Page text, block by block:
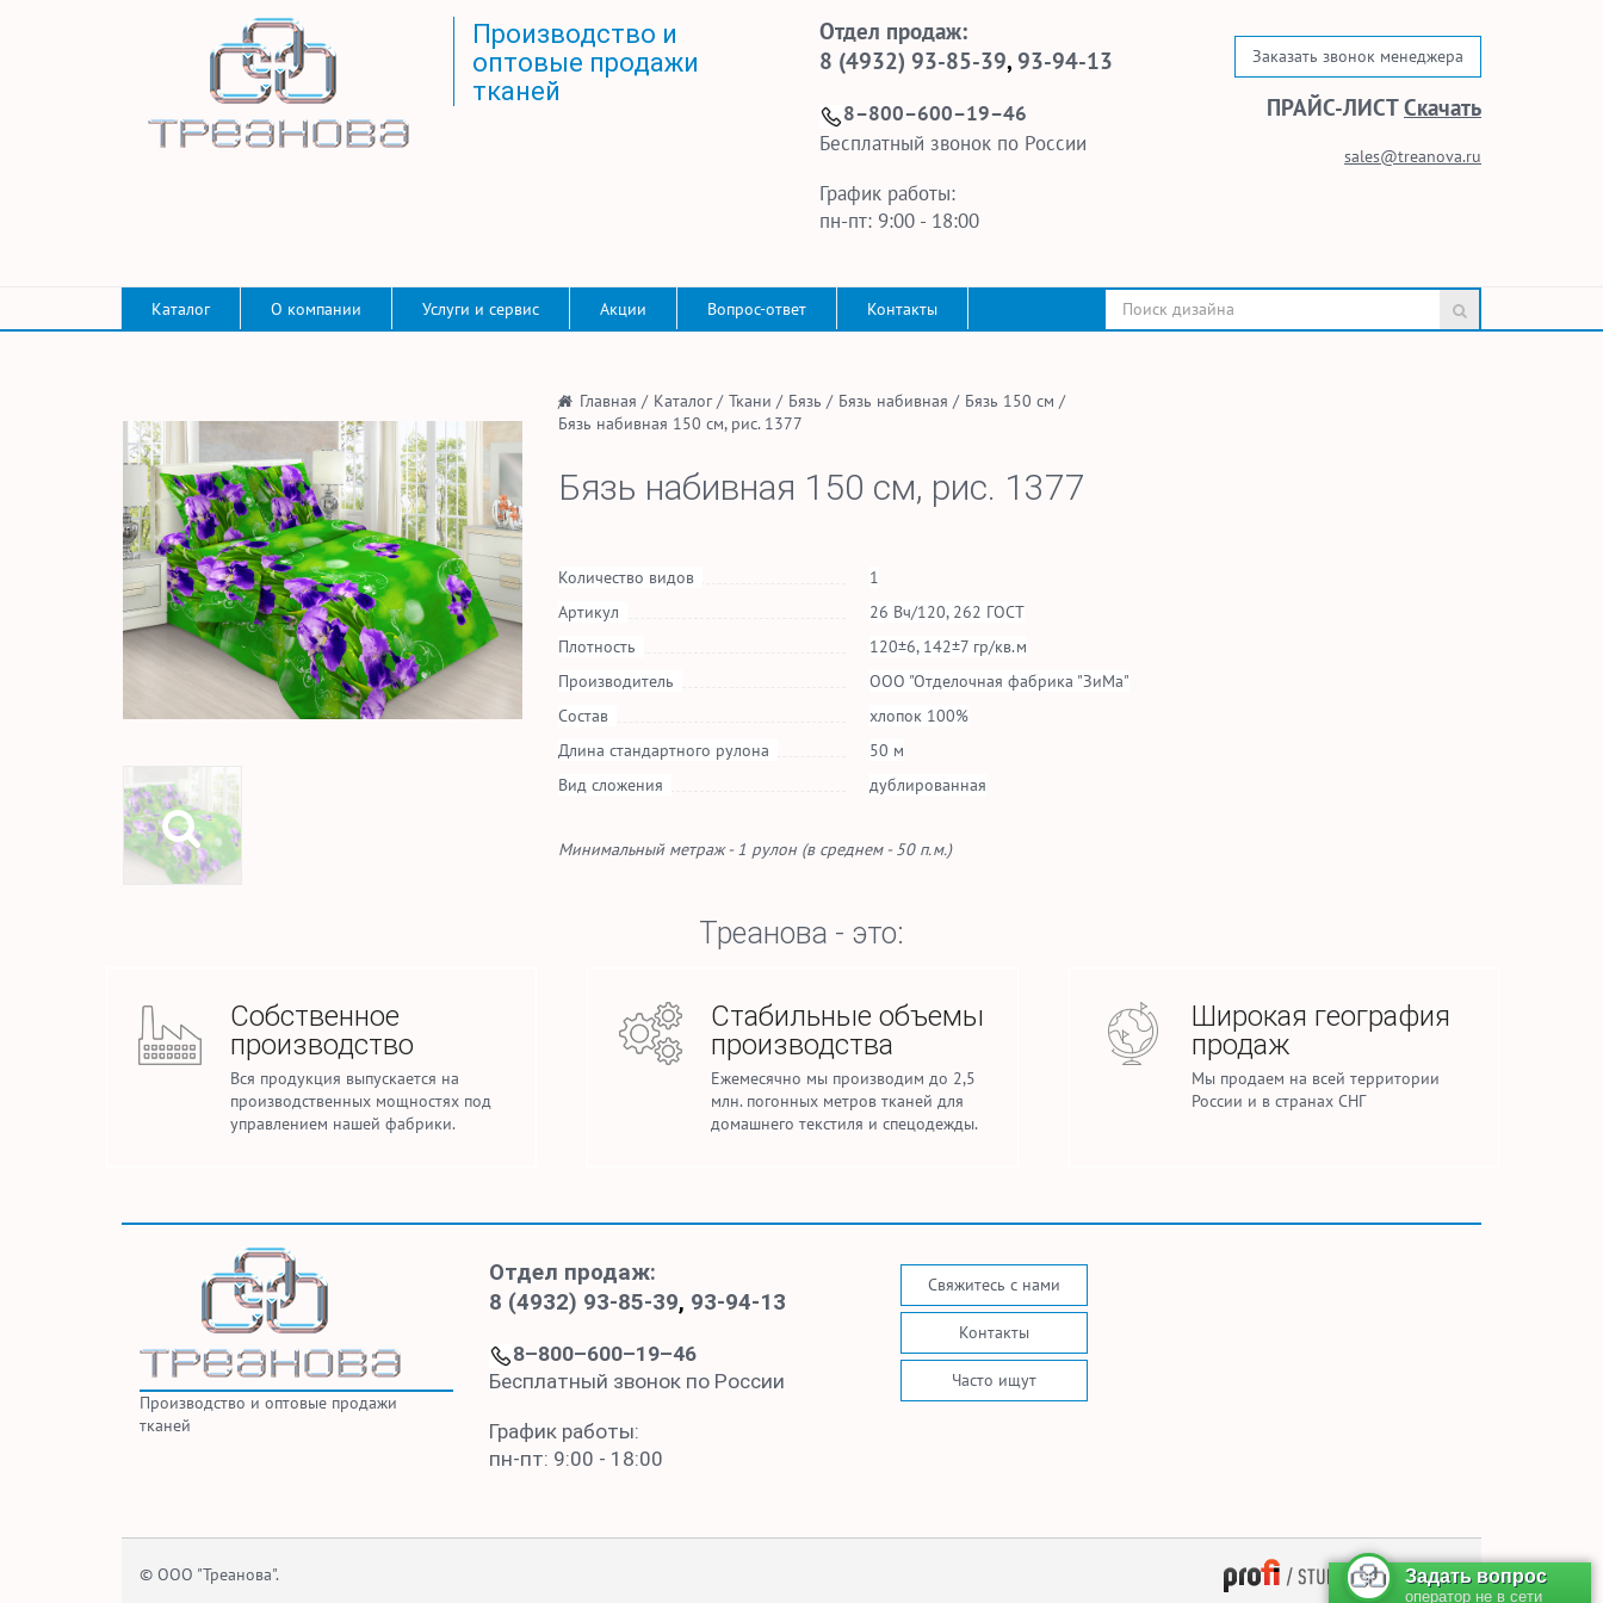
Производство и
оптовые продажи
тканей
Отдел продаж:
8 (4932) 93-85-39, 93-94-13
8–800–600–19–46
Бесплатный звонок по России
График работы:
пн-пт: 9:00 - 18:00
Заказать звонок менеджера
ПРАЙС-ЛИСТСкачать
sales@treanova.ru
Каталог О компании Услуги и сервис Акции Вопрос-ответ Контакты
/ Главная / Каталог/ Ткани / Бязь / Бязь набивная / Бязь 150 см /
Бязь набивная 150 см, рис. 1377
Бязь набивная 150 см, рис. 1377
Количество видов
1
Артикул
26 Вч/120, 262 ГОСТ
Плотность
120±6, 142±7 гр/кв.м
Производитель
ООО "Отделочная фабрика "ЗиМа"
Состав
хлопок 100%
Длина стандартного рулона
50 м
Вид сложения
дублированная
Минимальный метраж - 1 рулон (в среднем - 50 п.м.)
Треанова - это:
Собственное
производство
Вся продукция выпускается на
производственных мощностях под
управлением нашей фабрики.
Стабильные объемы
производства
Ежемесячно мы производим до 2,5
млн. погонных метров тканей для
домашнего текстиля и спецодежды.
Широкая география
продаж
Мы продаем на всей территории
России и в странах СНГ
Производство и оптовые продажи
тканей
Отдел продаж:
8 (4932) 93-85-39, 93-94-13
8–800–600–19–46
Бесплатный звонок по России
График работы:
пн-пт: 9:00 - 18:00
Свяжитесь с нами
Контакты
Часто ищут
© ООО "Треанова". — поддержка сайта
Задать вопрос
оператор не в сети